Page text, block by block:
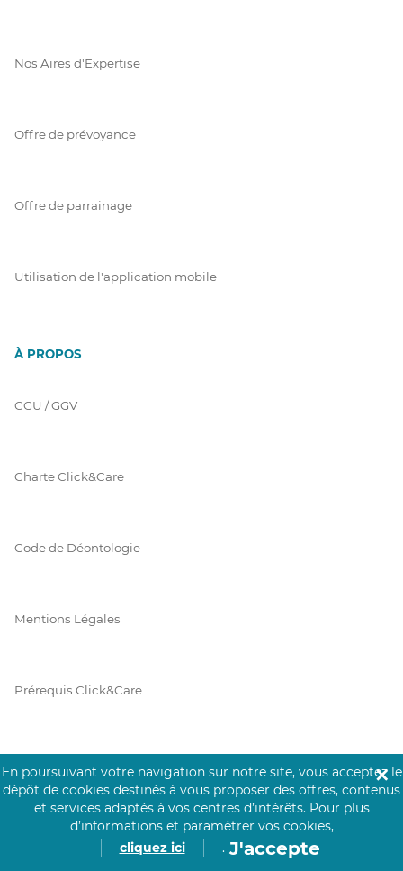
Nos Aires d'Expertise
Offre de prévoyance
Offre de parrainage
Utilisation de l'application mobile
À PROPOS
CGU / GGV
Charte Click&Care
Code de Déontologie
Mentions Légales
Prérequis Click&Care
Vie Privée
En poursuivant votre navigation sur notre site, vous acceptez le
dépôt de cookies destinés à vous proposer des offres, contenus
et services adaptés à vos centres d’intérêts. Pour plus
d’informations et paramétrer vos cookies,
cliquez ici
. J'accepte
✕